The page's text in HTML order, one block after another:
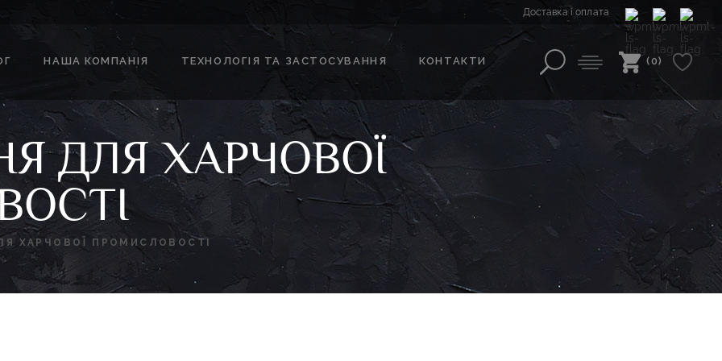
Доставка і оплата
НАША КОМПАНІЯ ТЕХНОЛОГІЯ ТА ЗАСТОСУВАННЯ КОНТАКТИ (0)
ДЛЯ ХАРЧОВОЇ
ХАРЧОВОЇ ПРОМИСЛОВОСТІ